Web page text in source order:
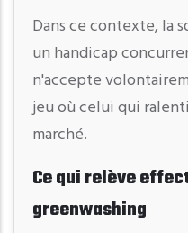
Dans ce contexte, la
un handicap
n'accepte
jeu où celui qui
marché.
Ce qui relève
greenwashing